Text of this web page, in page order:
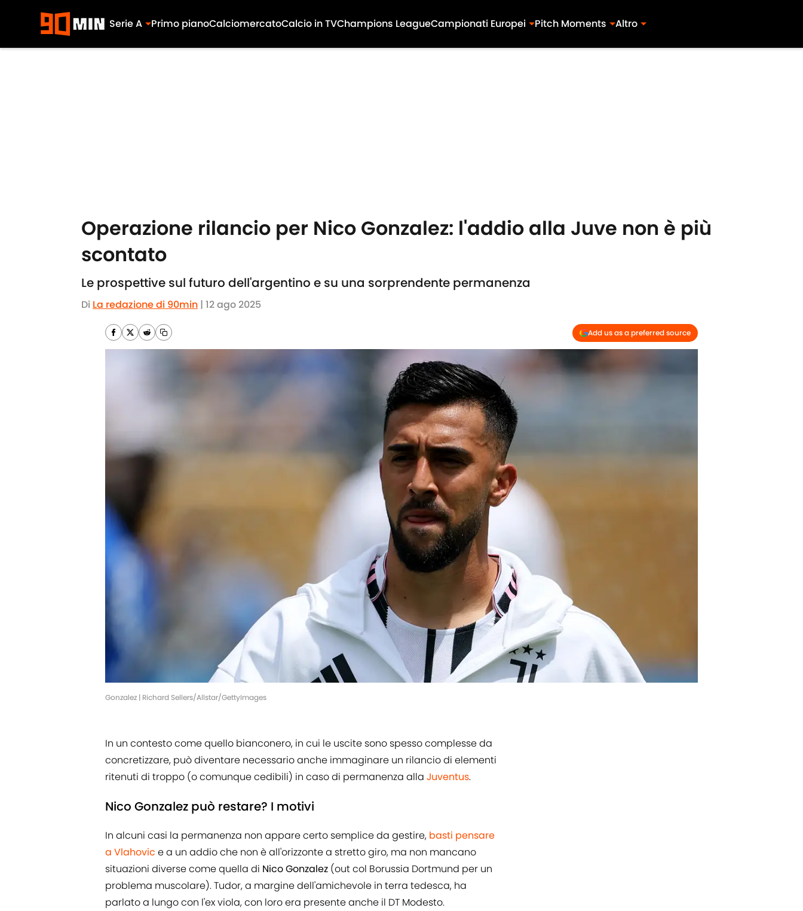
Serie A Primo pianoCalciomercatoCalcio in TVChampions LeagueCampionati Europei Pitch Moments Altro
Operazione rilancio per Nico Gonzalez: l'addio alla Juve non è più
scontato
Le prospettive sul futuro dell'argentino e su una sorprendente permanenza
Di La redazione di 90min | 12 ago 2025
Add us as a preferred source
Gonzalez | Richard Sellers/Allstar/GettyImages
In un contesto come quello bianconero, in cui le uscite sono spesso complesse da
concretizzare, può diventare necessario anche immaginare un rilancio di elementi
ritenuti di troppo (o comunque cedibili) in caso di permanenza alla Juventus.
Nico Gonzalez può restare? I motivi
In alcuni casi la permanenza non appare certo semplice da gestire, basti pensare
a Vlahovic e a un addio che non è all'orizzonte a stretto giro, ma non mancano
situazioni diverse come quella di Nico Gonzalez (out col Borussia Dortmund per un
problema muscolare). Tudor, a margine dell'amichevole in terra tedesca, ha
parlato a lungo con l'ex viola, con loro era presente anche il DT Modesto.